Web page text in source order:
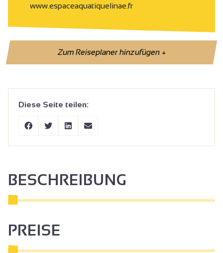
www.espaceaquatiquelinae.fr
Zum Reiseplaner hinzufügen+
Diese Seite teilen:
BESCHREIBUNG
PREISE